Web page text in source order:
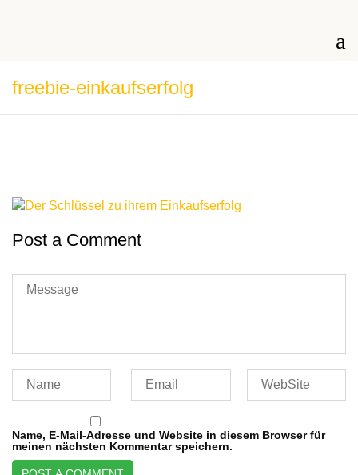
freebie-einkaufserfolg
Post a Comment
Name, E-Mail-Adresse und Website in diesem Browser für
meinen nächsten Kommentar speichern.